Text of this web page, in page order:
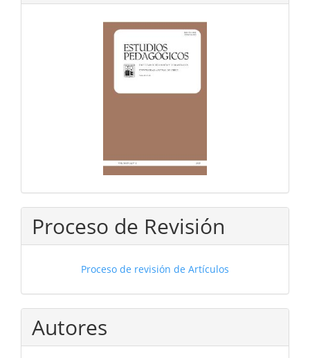
Proceso de Revisión
Proceso de revisión de Artículos
Autores